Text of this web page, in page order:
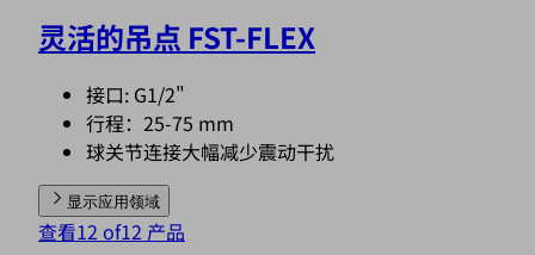
灵活的吊点 FST-FLEX
接口: G1/2"
行程：25-75 mm
球关节连接大幅减少震动干扰
显示应用领域
查看12 of12 产品